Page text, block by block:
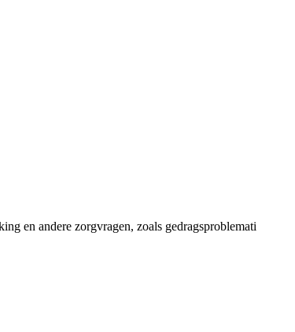
en andere zorgvragen, zoals gedragsproblemati